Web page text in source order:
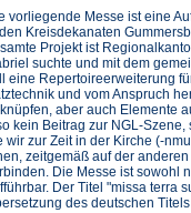
vorliegende Messe ist eine
Kreisdekanaten
Projekt ist
suchte und mit dem
eine Repertoireerweiterung
und vom Anspruch
aber auch Elemente
kein Beitrag zur NGL-
wir zur Zeit in der Kirche (-
zeitgemäß auf der
Die Messe ist sowohl
Der Titel "missa terra
des deutschen